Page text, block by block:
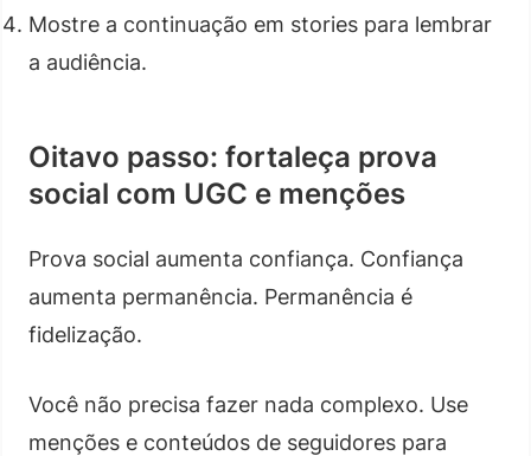
Mostre a continuação em stories para lembrar
a audiência.
Oitavo passo: fortaleça prova
social com UGC e menções
Prova social aumenta confiança. Confiança
aumenta permanência. Permanência é
fidelização.
Você não precisa fazer nada complexo. Use
menções e conteúdos de seguidores para